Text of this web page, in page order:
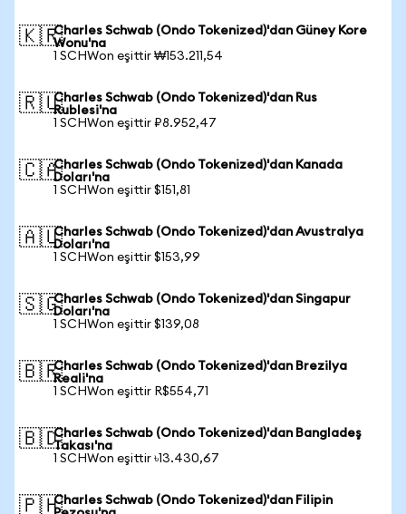
🇰🇷Charles Schwab (Ondo Tokenized)'dan Güney Kore
Wonu'na
1 SCHWon eşittir ₩153.211,54
🇷🇺Charles Schwab (Ondo Tokenized)'dan Rus
Rublesi'na
1 SCHWon eşittir ₽8.952,47
🇨🇦Charles Schwab (Ondo Tokenized)'dan Kanada
Doları'na
1 SCHWon eşittir $151,81
🇦🇺Charles Schwab (Ondo Tokenized)'dan Avustralya
Doları'na
1 SCHWon eşittir $153,99
🇸🇬Charles Schwab (Ondo Tokenized)'dan Singapur
Doları'na
1 SCHWon eşittir $139,08
🇧🇷Charles Schwab (Ondo Tokenized)'dan Brezilya
Reali'na
1 SCHWon eşittir R$554,71
🇧🇩Charles Schwab (Ondo Tokenized)'dan Bangladeş
Takası'na
1 SCHWon eşittir ৳13.430,67
🇵🇭Charles Schwab (Ondo Tokenized)'dan Filipin